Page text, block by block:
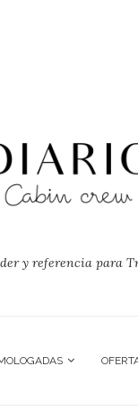
y referencia para